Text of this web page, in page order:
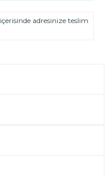
içerisinde adresinize teslim